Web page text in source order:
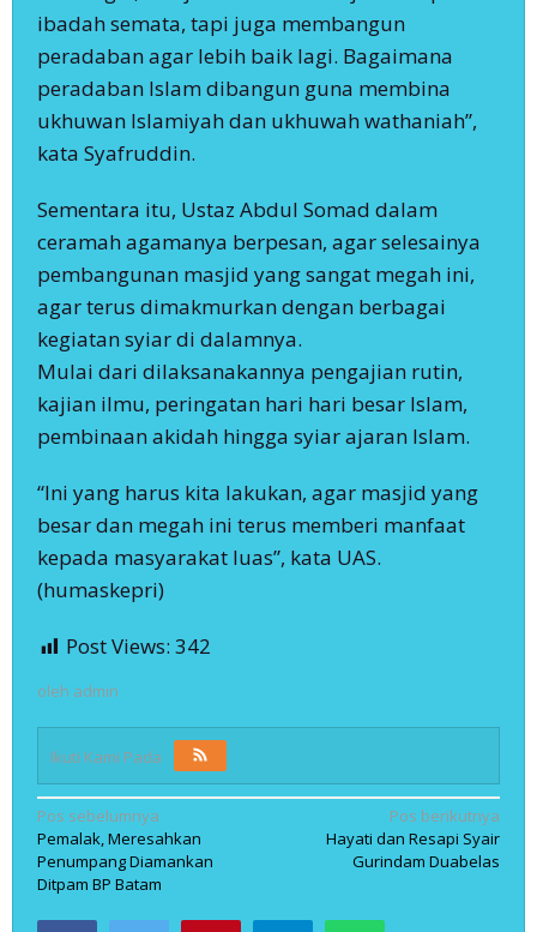
ibadah semata, tapi juga membangun
peradaban agar lebih baik lagi. Bagaimana
peradaban Islam dibangun guna membina
ukhuwan Islamiyah dan ukhuwah wathaniah”,
kata Syafruddin.
Sementara itu, Ustaz Abdul Somad dalam
ceramah agamanya berpesan, agar selesainya
pembangunan masjid yang sangat megah ini,
agar terus dimakmurkan dengan berbagai
kegiatan syiar di dalamnya.
Mulai dari dilaksanakannya pengajian rutin,
kajian ilmu, peringatan hari hari besar Islam,
pembinaan akidah hingga syiar ajaran Islam.
“Ini yang harus kita lakukan, agar masjid yang
besar dan megah ini terus memberi manfaat
kepada masyarakat luas”, kata UAS.
(humaskepri)
Post Views: 342
oleh admin
Ikuti Kami Pada
Navigasi
pos
Pos sebelumnya
Pemalak, Meresahkan
Penumpang Diamankan
Ditpam BP Batam
Pos berikutnya
Hayati dan Resapi Syair
Gurindam Duabelas